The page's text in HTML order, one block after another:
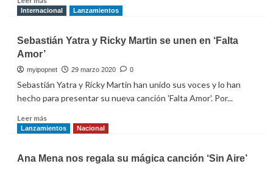
agosto
más
es
nuevo
de
dentro
su
Internacional Lanzamientos
Sebastián Yatra y Ricky Martin se unen en ‘Falta
Amor’
myipopnet 29 marzo 2020 0
Sebastián Yatra y Ricky Martin han unido sus voces y lo han
hecho para presentar su nueva canción 'Falta Amor'. Por...
Leer másLeer
más
Yatra
Lanzamientos Nacional
Ana Mena nos regala su mágica canción ‘Sin Aire’